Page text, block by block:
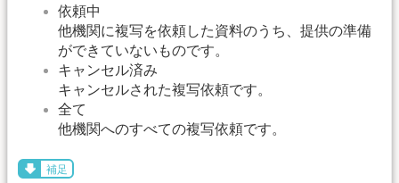
依頼中
他機関に複写を依頼した資料のうち、提供の準備
ができていないものです。
キャンセル済み
キャンセルされた複写依頼です。
全て
他機関へのすべての複写依頼です。
補足